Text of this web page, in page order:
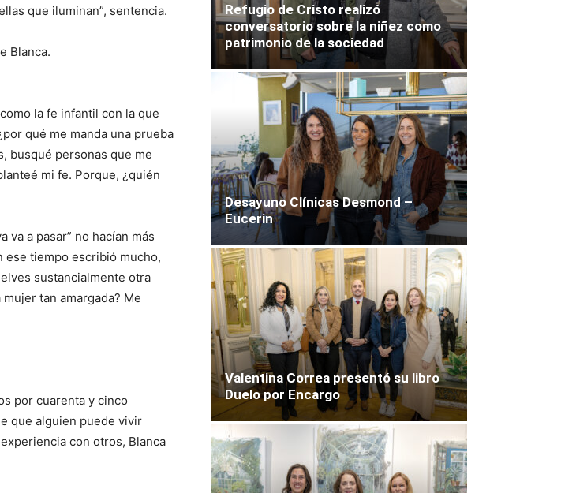
que iluminan”, sentencia.
Blanca.
la fe infantil con la que
qué me manda una prueba
busqué personas que me
mi fe. Porque, ¿quién
va a pasar” no hacían más
ese tiempo escribió mucho,
sustancialmente otra
tan amargada? Me
por cuarenta y cinco
que alguien puede vivir
con otros, Blanca
Refugio de Cristo realizó
conversatorio sobre la niñez como
patrimonio de la sociedad
Desayuno Clínicas Desmond –
Eucerin
Valentina Correa presentó su libro
Duelo por Encargo